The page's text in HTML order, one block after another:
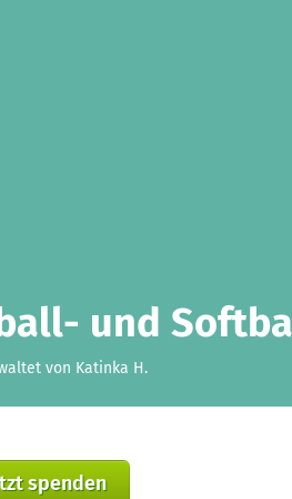
und
von Katinka H.
spenden